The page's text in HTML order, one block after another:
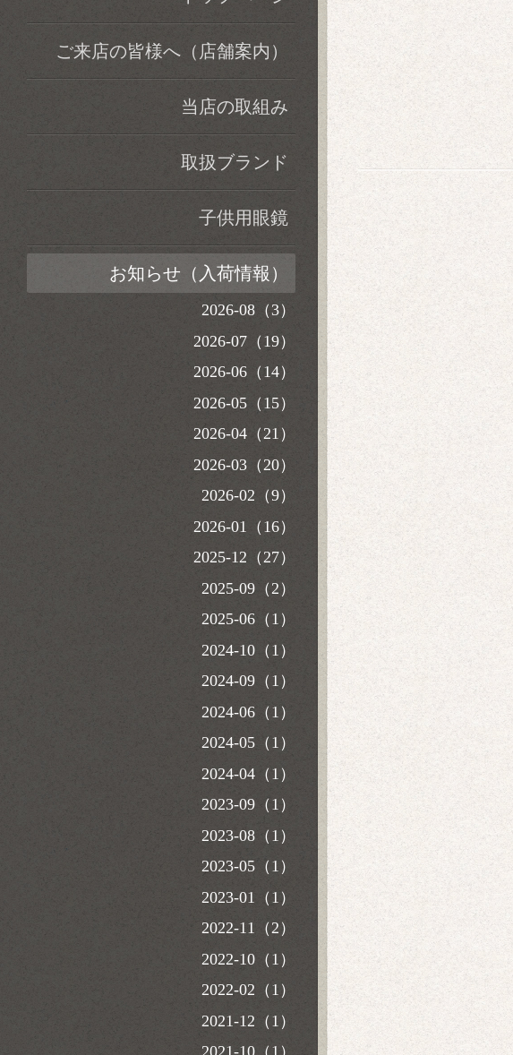
ご来店の皆様へ（店舗案内）
当店の取組み
取扱ブランド
子供用眼鏡
お知らせ（入荷情報）
2026-08（3）
2026-07（19）
2026-06（14）
2026-05（15）
2026-04（21）
2026-03（20）
2026-02（9）
2026-01（16）
2025-12（27）
2025-09（2）
2025-06（1）
2024-10（1）
2024-09（1）
2024-06（1）
2024-05（1）
2024-04（1）
2023-09（1）
2023-08（1）
2023-05（1）
2023-01（1）
2022-11（2）
2022-10（1）
2022-02（1）
2021-12（1）
2021-10（1）